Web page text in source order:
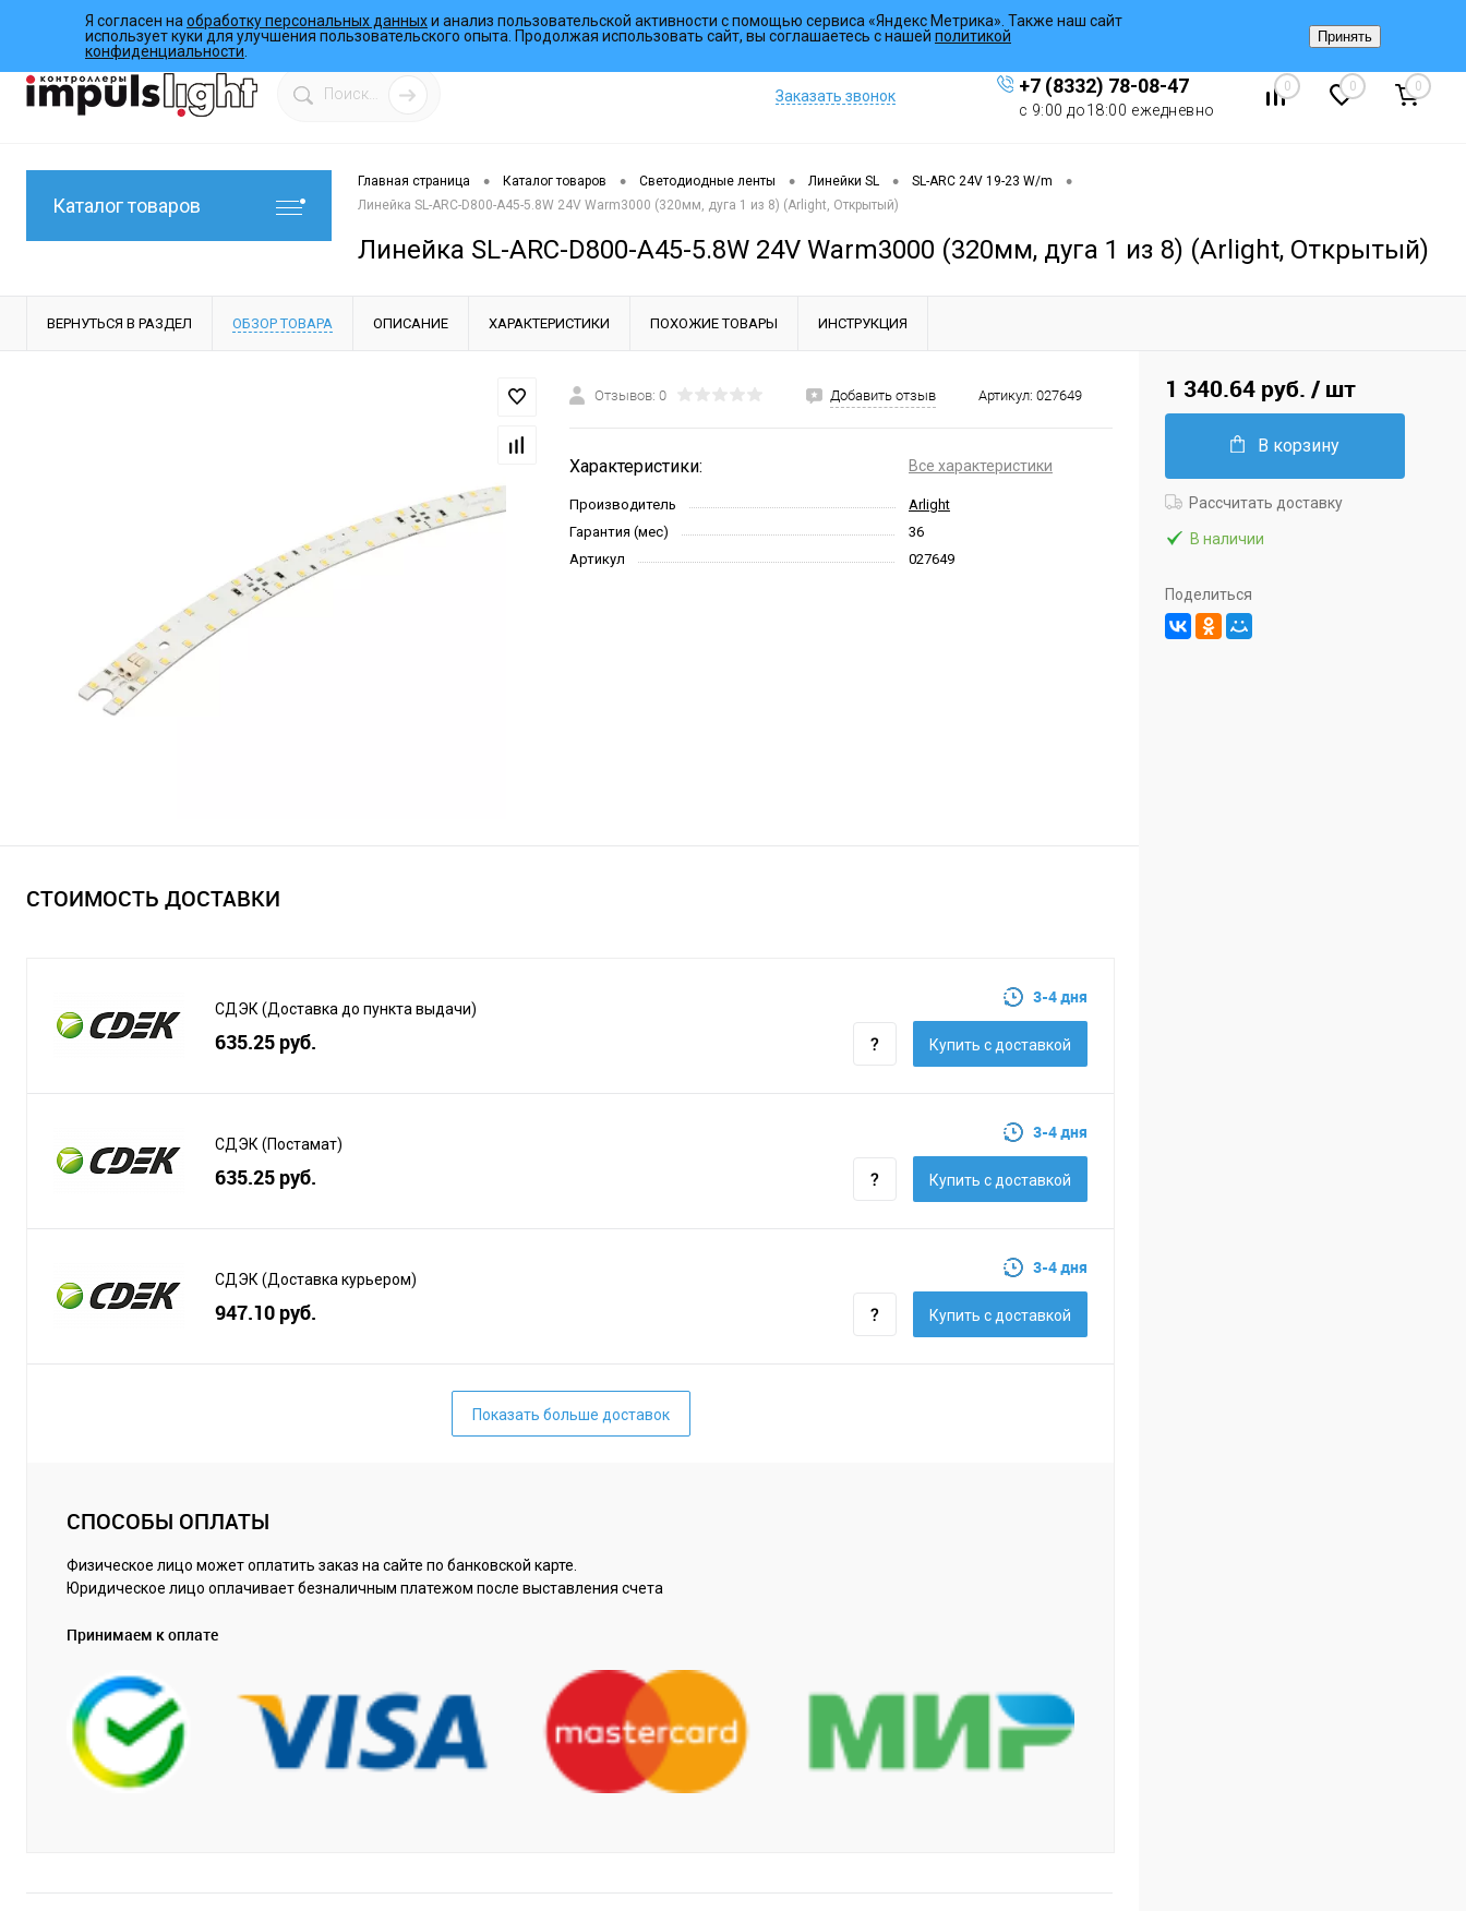
О компании Инструкции Работы Программы Коллекции Регистрация
Заказать звонок +7 (8332) 78-08-47
с 9:00 до18:00 ежедневно
0 0 0
Каталог товаров
Главная страница • Каталог товаров • Светодиодные ленты • Линейки SL • SL-ARC 24V 19-23 W/m •
Линейка SL-ARC-D800-A45-5.8W 24V Warm3000 (320мм, дуга 1 из 8) (Arlight, Открытый)
Линейка SL-ARC-D800-A45-5.8W 24V Warm3000 (320мм, дуга 1 из 8) (Arlight, Открытый)
ВЕРНУТЬСЯ В РАЗДЕЛ ОБЗОР ТОВАРА ОПИСАНИЕ ХАРАКТЕРИСТИКИ ПОХОЖИЕ ТОВАРЫ ИНСТРУКЦИЯ
Отзывов: 0 Добавить отзыв Артикул: 027649
Характеристики: Все характеристики
Производитель
Arlight
Гарантия (мес)
36
Артикул
027649
СТОИМОСТЬ ДОСТАВКИ
СДЭК (Доставка до пункта выдачи)
635.25 руб.
3-4 дня
Купить c доставкой
СДЭК (Постамат)
635.25 руб.
3-4 дня
Купить c доставкой
СДЭК (Доставка курьером)
947.10 руб.
3-4 дня
Купить c доставкой
Показать больше доставок
СПОСОБЫ ОПЛАТЫ
Физическое лицо может оплатить заказ на сайте по банковской карте.
Юридическое лицо оплачивает безналичным платежом после выставления счета
Принимаем к оплате
1 340.64 руб. / шт
В корзину
Рассчитать доставку
В наличии
Поделиться
Я согласен на обработку персональных данныхи анализ пользовательской активности с помощью сервиса «Яндекс Метрика». Также наш сайт
использует куки для улучшения пользовательского опыта. Продолжая использовать сайт, вы соглашаетесь с нашей политикой
конфиденциальности
Принять